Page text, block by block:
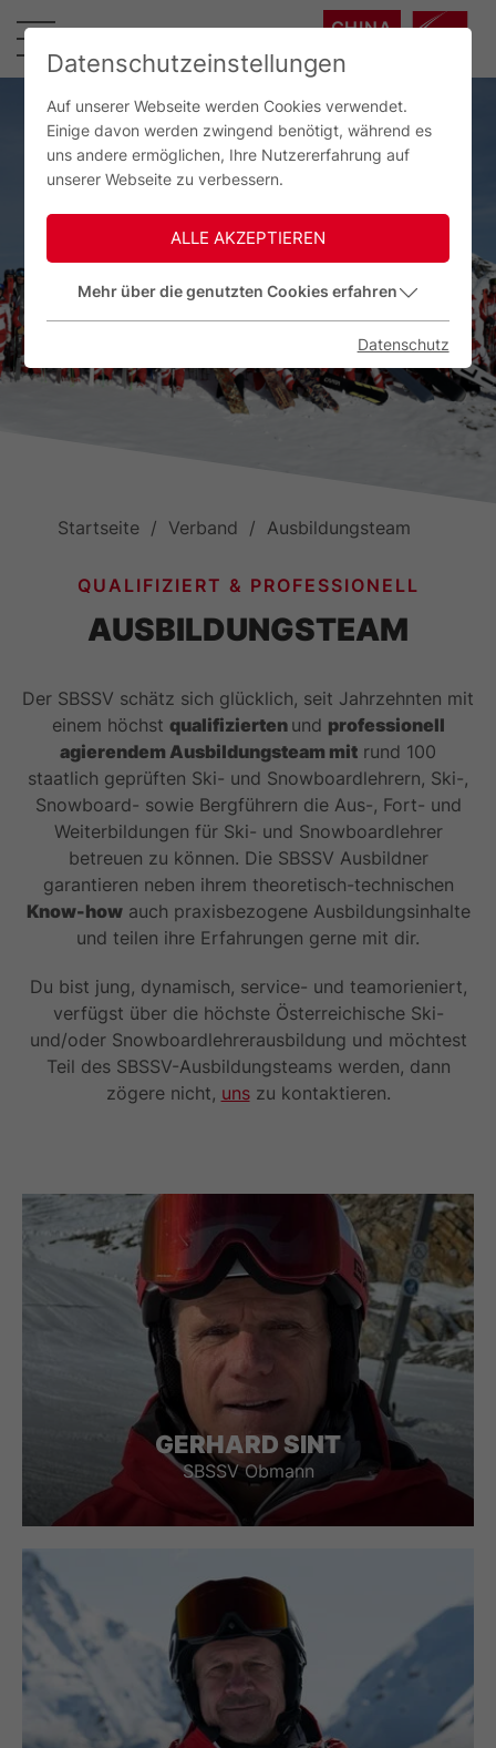
CHINA
Startseite Verband Ausbildungsteam
QUALIFIZIERT & PROFESSIONELL
AUSBILDUNGSTEAM
Der SBSSV schätz sich glücklich, seit Jahrzehnten mit
einem höchst qualifizierten und professionell
agierendem Ausbildungsteam mit rund 100
staatlich geprüften Ski- und Snowboardlehrern, Ski-,
Snowboard- sowie Bergführern die Aus-, Fort- und
Weiterbildungen für Ski- und Snowboardlehrer
betreuen zu können. Die SBSSV Ausbildner
garantieren neben ihrem theoretisch-technischen
Know-howauch praxisbezogene Ausbildungsinhalte
und teilen ihre Erfahrungen gerne mit dir.
Du bist jung, dynamisch, service- und teamorieniert,
verfügst über die höchste Österreichische Ski-
und/oder Snowboardlehrerausbildung und möchtest
Teil des SBSSV-Ausbildungsteams werden, dann
zögere nicht, unszu kontaktieren.
GERHARD SINT
SBSSV Obmann
Datenschutzeinstellungen
Auf unserer Webseite werden Cookies verwendet.
Einige davon werden zwingend benötigt, während es
uns andere ermöglichen, Ihre Nutzererfahrung auf
unserer Webseite zu verbessern.
ALLE AKZEPTIEREN
Mehr über die genutzten Cookies erfahren
Datenschutz